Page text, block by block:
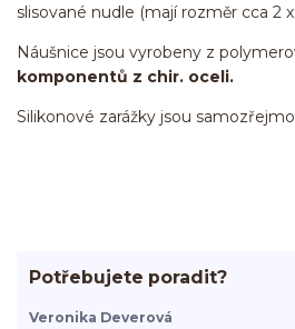
slisované nudle (mají rozměr cca 2 x
Náušnice jsou vyrobeny z
komponentů z chir. oceli.
Silikonové zarážky jsou
Potřebujete poradit?
Veronika Deverová